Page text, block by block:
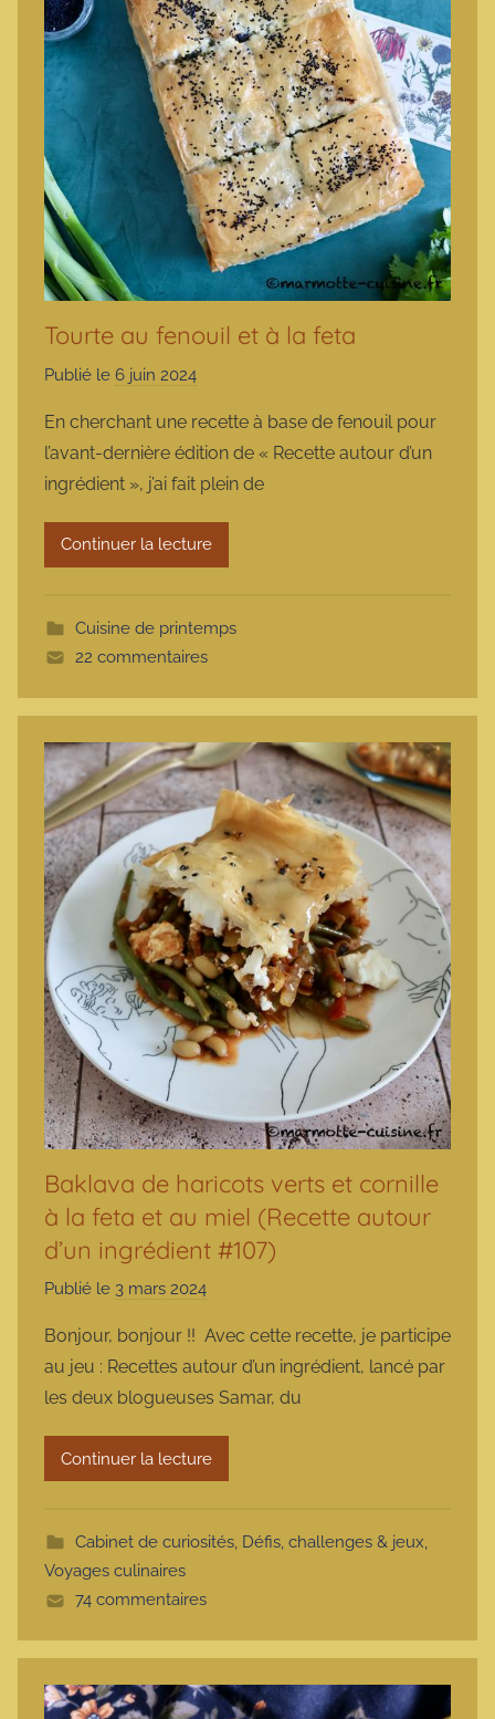
Tourte au fenouil et à la feta
Publié le 6 juin 2024
r
m
a
r
m
t
e
En cherchant une recette à base de fenouil pour
l’avant-dernière édition de « Recette autour d’un
ingrédient », j’ai fait plein de
Continuer la lecture
Cuisine de printemps
22 commentaires
Baklava de haricots verts et cornille
à la feta et au miel (Recette autour
d’un ingrédient #107)
Publié le 3 mars 2024
r
m
a
r
m
t
Bonjour, bonjour !! Avec cette recette, je participe
au jeu : Recettes autour d’un ingrédient, lancé par
les deux blogueuses Samar, du
Continuer la lecture
Cabinet de curiosités, Défis, challenges & jeux,
Voyages culinaires
74 commentaires